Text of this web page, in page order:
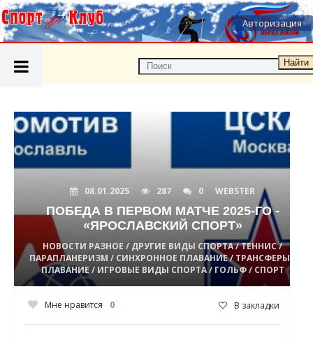
Авторизация
Найти
08.01.2025 287 0 WEBSTER
ПОБЕДА В ПЕРВОМ МАТЧЕ 2025-ГО -
«ЯРОСЛАВСКИЙ СПОРТ»
НОВОСТИ РАЗНОЕ / ДРУГИЕ ВИДЫ СПОРТА / ТЕННИС /
ПАРАПЛАНЕРИЗМ / СИНХРОННОЕ ПЛАВАНИЕ / ТРАНСФЕРЫ /
ПЛАВАНИЕ / ИГРОВЫЕ ВИДЫ СПОРТА / ГОЛЬФ / СПОРТ
Мне нравится 0 В закладки